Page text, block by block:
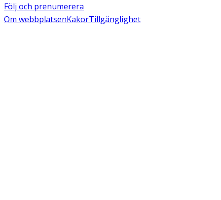
Följ och prenumerera
Om webbplatsenKakorTillgänglighet